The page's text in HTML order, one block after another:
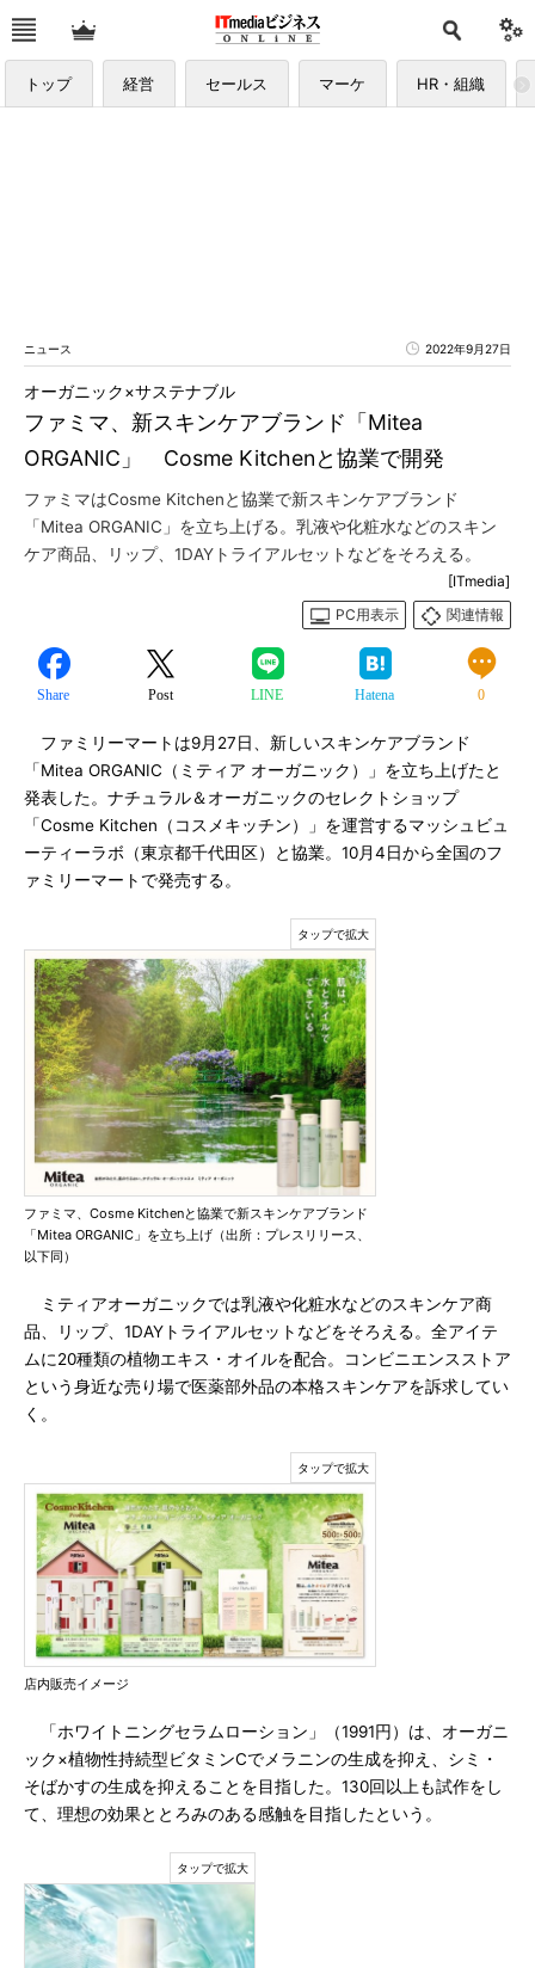
トップ 経営 セールス マーケ HR・組織
ニュース 2022年9月27日
ファミマ、新スキンケアブランド「Mitea
ORGANIC」 Cosme Kitchenと協業で開発
オーガニック×サステナブル
ファミマはCosme Kitchenと協業で新スキンケアブランド
「Mitea ORGANIC」を立ち上げる。乳液や化粧水などのスキン
ケア商品、リップ、1DAYトライアルセットなどをそろえる。
[ITmedia]
PC用表示
関連情報
Share Post LINE Hatena 0
ファミリーマートは9月27日、新しいスキンケアブランド
「Mitea ORGANIC（ミティア オーガニック）」を立ち上げたと
発表した。ナチュラル＆オーガニックのセレクトショップ
「Cosme Kitchen（コスメキッチン）」を運営するマッシュビュ
ーティーラボ（東京都千代田区）と協業。10月4日から全国のフ
ァミリーマートで発売する。
ファミマ、Cosme Kitchenと協業で新スキンケアブランド
「Mitea ORGANIC」を立ち上げ（出所：プレスリリース、
以下同）
ミティアオーガニックでは乳液や化粧水などのスキンケア商
品、リップ、1DAYトライアルセットなどをそろえる。全アイテ
ムに20種類の植物エキス・オイルを配合。コンビニエンスストア
という身近な売り場で医薬部外品の本格スキンケアを訴求してい
く。
店内販売イメージ
「ホワイトニングセラムローション」（1991円）は、オーガニ
ック×植物性持続型ビタミンCでメラニンの生成を抑え、シミ・
そばかすの生成を抑えることを目指した。130回以上も試作をし
て、理想の効果ととろみのある感触を目指したという。